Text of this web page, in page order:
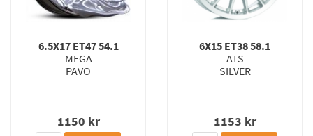
6.5X17 ET47 54.1
MEGA
PAVO
1150 kr
6X15 ET38 58.1
ATS
SILVER
1153 kr